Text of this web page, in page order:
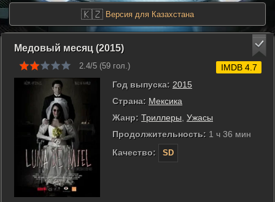
🇰🇿 Версия для Казахстана
Медовый месяц (2015)
2.4/5 (59 гол.)
Год выпуска: 2015
Страна: Мексика
Жанр: Триллеры Ужасы
Продолжительность: 1 ч 36 мин
Качество:
SD
IMDB 4.7